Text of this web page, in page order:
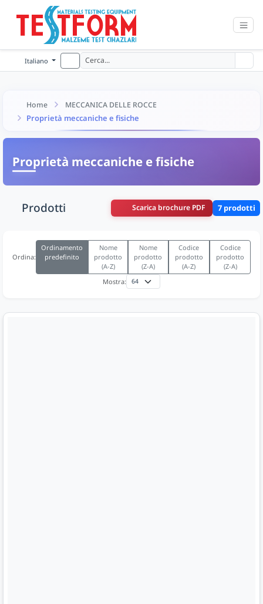
Italiano
Home MECCANICA DELLE ROCCE
Proprietà meccaniche e fisiche
Proprietà meccaniche e fisiche
Prodotti Scarica brochure PDF 7 prodotti
Ordina:
Ordinamento
predefinito
Nome
prodotto
(A-Z)
Nome
prodotto
(Z-A)
Codice
prodotto
(A-Z)
Codice
prodotto
(Z-A)
Mostra: